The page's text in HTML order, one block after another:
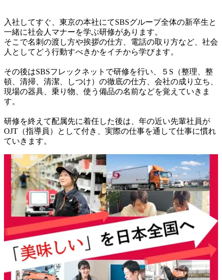
入社してすぐ、東京の本社にてSBSグループ全体の新卒生と
一緒に社会人マナーを学ぶ研修があります。
そこで名刺の渡し方や挨拶の仕方、電話の取り方など、社会
人としてどう行動すべきかをイチから学びます。
その後はSBSフレックネットで研修を行い、５S（整理、整
頓、清掃、清潔、しつけ）の徹底の仕方、会社の成り立ち、
現場の器具、乗り物、使う備品の名前などを覚えていきま
す。
研修を終えて配属先に着任した後は、年の近い先輩社員が
OJT（指導員）として付き、実際の仕事を通して仕事に慣れ
ていきます。